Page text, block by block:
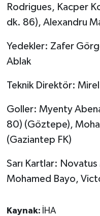
Rodrigues, Kacper
dk. 86), Alexandru
Yedekler: Zafer
Ablak
Teknik Direktör:
Goller: Myenty
80) (Göztepe),
(Gaziantep FK)
Sarı Kartlar:
Mohamed Bayo,
Kaynak: İHA